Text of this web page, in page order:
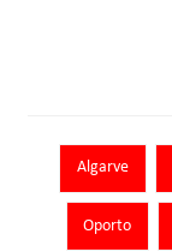
Algarve
Oporto